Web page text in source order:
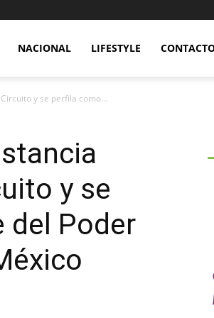
NACIONAL LIFESTYLE
y se perfila como...
y se
del Poder